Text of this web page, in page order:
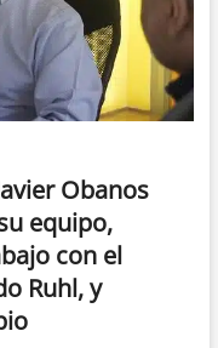
Obanos
equipo,
con el
Ruhl, y